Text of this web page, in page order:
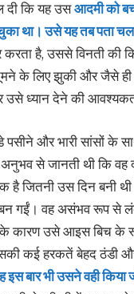
दी कि यह उसआदमी को
था। उसे यह तब पता
करता है, उससे विनती
के लिए झुकी और जैसे ही
उसे ध्यान देने की
पसीने और भारी सांसों
से जानती थी कि वह
है जितनी उस दिन
बन गईं। वह असंभव रूप
उसे आइस बिच के रूप
कई हरकतें बेहद ठंडी
इस बार भी उसने वही